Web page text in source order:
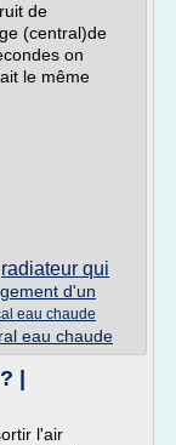
de
(central)de
on
le même
radiateur qui
d'un
eau chaude
eau chaude
|
l'air